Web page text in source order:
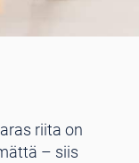
riita on
– siis